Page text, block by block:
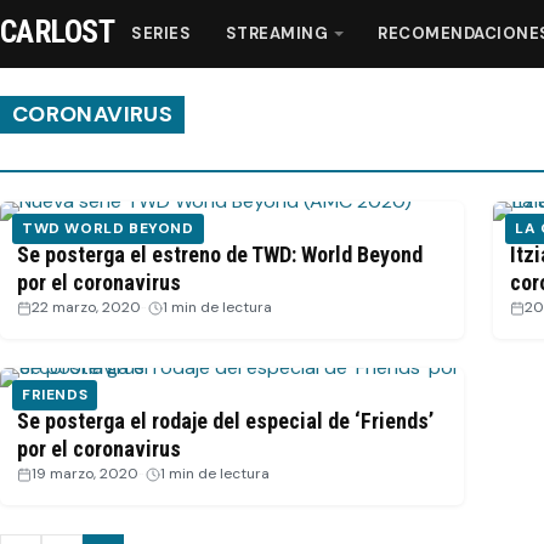
Streaming
Recomendaciones
Videos
Webisodios
CARLOST SERIES STREAMING
CORONAVIRUS
TWD WORLD BEYOND
Se posterga el estreno de TWD: World Beyond
por el coronavirus
22 marzo, 2020 1 min de lectura
LA
FRIENDS
Se posterga el rodaje del especial de ‘Friends’
por el coronavirus
19 marzo, 2020 1 min de lectura